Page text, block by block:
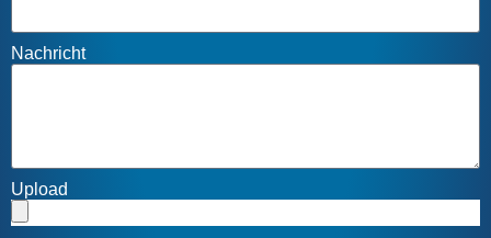
Nachricht
Upload